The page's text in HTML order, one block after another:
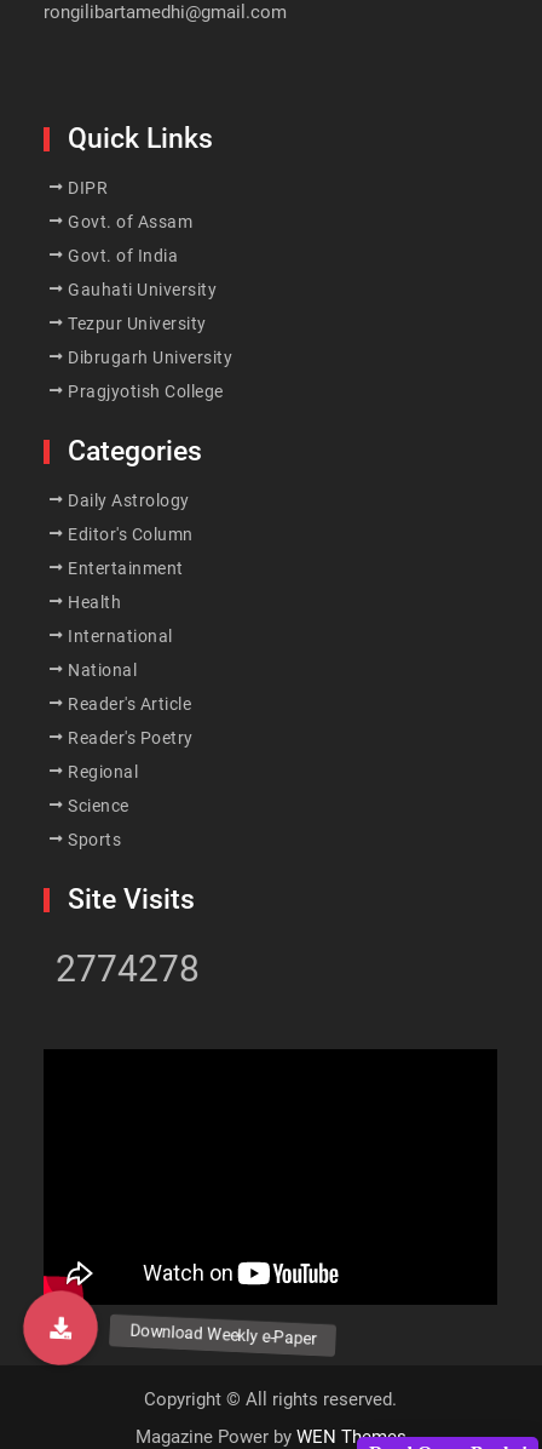
rongilibartamedhi@gmail.com
Quick Links
DIPR
Govt. of Assam
Govt. of India
Gauhati University
Tezpur University
Dibrugarh University
Pragjyotish College
Categories
Daily Astrology
Editor's Column
Entertainment
Health
International
National
Reader's Article
Reader's Poetry
Regional
Science
Sports
Site Visits
2774278
Copyright © All rights reserved.
Magazine Power by WEN Themes